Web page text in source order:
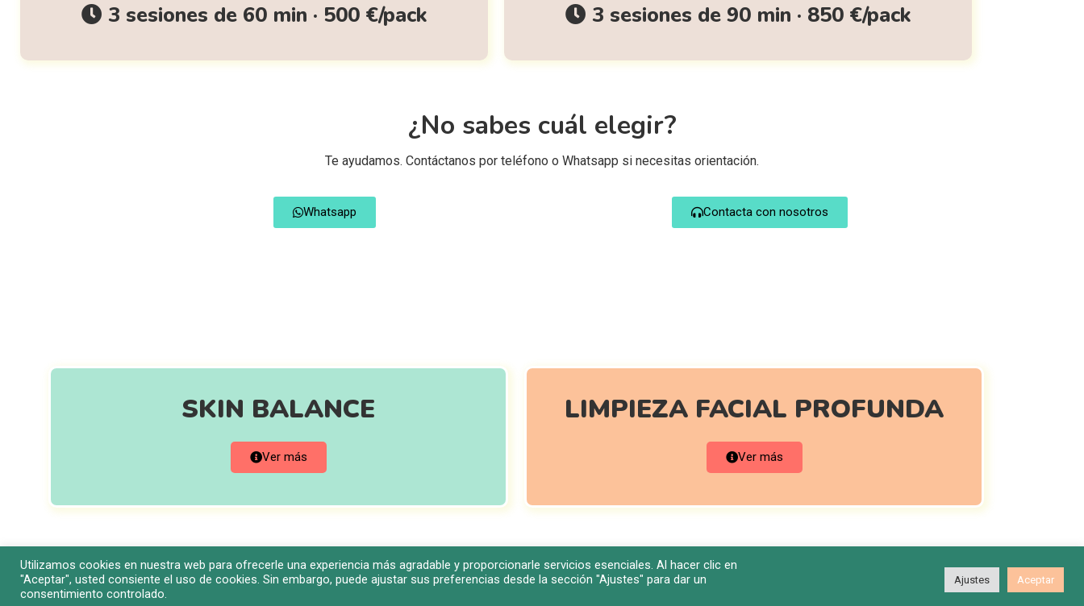
3 sesiones de 60 min · 500 €/pack 3 sesiones de 90 min · 850 €/pack
¿No sabes cuál elegir?
Te ayudamos. Contáctanos por teléfono o Whatsapp si necesitas orientación.
Whatsapp Contacta con nosotros
SKIN BALANCE
Ver más
LIMPIEZA FACIAL PROFUNDA
Ver más
© Copyright 2026 – Clínica Kalosia. |Política de Citas|Política de Privacidad|Política de Cookies
Utilizamos cookies en nuestra web para ofrecerle una experiencia más agradable y proporcionarle servicios esenciales. Al hacer clic en
"Aceptar", usted consiente el uso de cookies. Sin embargo, puede ajustar sus preferencias desde la sección "Ajustes" para dar un
consentimiento controlado.
Ajustes Aceptar